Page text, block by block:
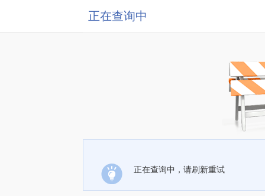
正在查询中
正在查询中，请刷新重试